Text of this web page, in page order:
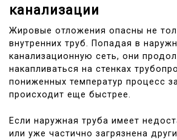
канализации
Жировые отложения опасны не
внутренних труб. Попадая в
канализационную сеть, они
накапливаться на стенках
пониженных температур процесс
происходит еще быстрее.
Если наружная труба имеет
или уже частично загрязнена